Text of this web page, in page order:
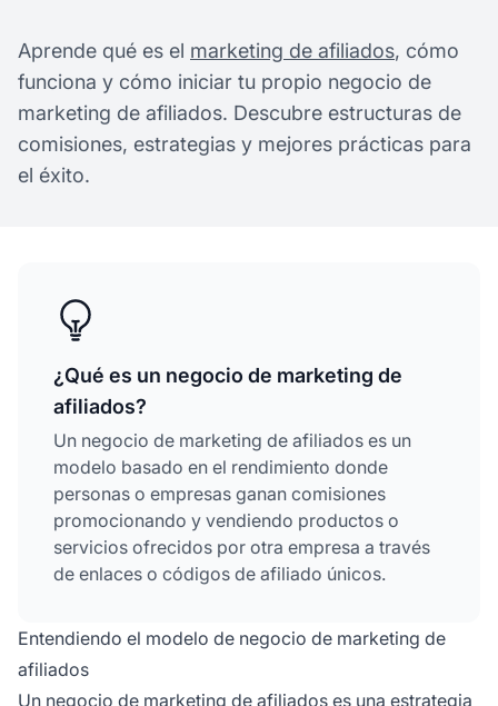
Aprende qué es el marketing de afiliados, cómo
funciona y cómo iniciar tu propio negocio de
marketing de afiliados. Descubre estructuras de
comisiones, estrategias y mejores prácticas para
el éxito.
¿Qué es un negocio de marketing de
afiliados?
Un negocio de marketing de afiliados es un
modelo basado en el rendimiento donde
personas o empresas ganan comisiones
promocionando y vendiendo productos o
servicios ofrecidos por otra empresa a través
de enlaces o códigos de afiliado únicos.
Entendiendo el modelo de negocio de marketing de
afiliados
Un negocio de marketing de afiliados es una estrategia